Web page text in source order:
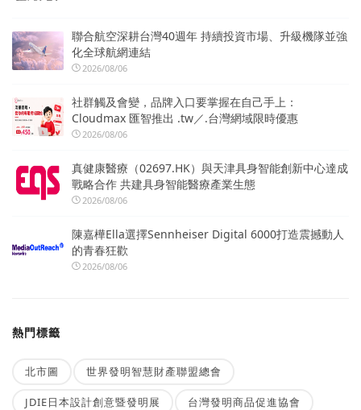
聯合航空深耕台灣40週年 持續投資市場、升級機隊並強
化全球航網連結
2026/08/06
社群觸及會變，品牌入口要掌握在自己手上：
Cloudmax 匯智推出 .tw／.台灣網域限時優惠
2026/08/06
真健康醫療（02697.HK）與天津具身智能創新中心達成
戰略合作 共建具身智能醫療產業生態
2026/08/06
陳嘉樺Ella選擇Sennheiser Digital 6000打造震撼動人
的青春狂歡
2026/08/06
熱門標籤
北市圖 世界發明智慧財產聯盟總會
JDIE日本設計創意暨發明展 台灣發明商品促進協會